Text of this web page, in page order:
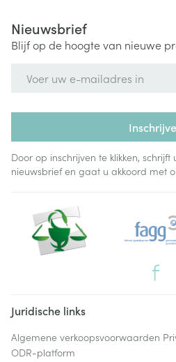
Nieuwsbrief
Blijf op de hoogte van nieuwe
Door op inschrijven te klikken,
nieuwsbrief en gaat u akkoord met
Juridische links
Algemene verkoopsvoorwaarden
ODR-platform